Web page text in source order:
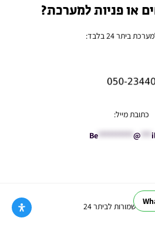
או פניות למערכת?
ביתר 24 בלבד:
כתובת מייל:
Be********** @ ***